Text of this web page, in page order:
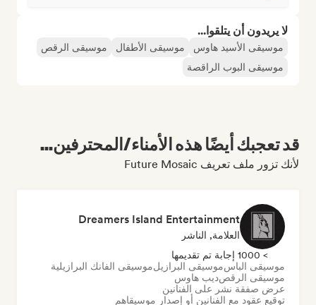
لا يريدون أن يتلقوا...
موسيقى الأسيد هاوس موسيقى الأطفال
موسيقى الرقص
موسيقى البوب الراقصة
قد تعجبك أيضًا هذه الأمناء/المحترفين...
لأنك تزور ملف تعريف Future Mosaic
Dreamers Island Entertainment
العلامة, الناشر
> 1000 إجابة تم تقديمها
موسيقى الباسموسيقى البرازيلموسيقى الفانك البرازيلية
موسيقى الرقصديب هاوس
عرض صفقة نشر على الفنانين
توقيع عقود مع الفنانين أو إصدار موسيقاهم